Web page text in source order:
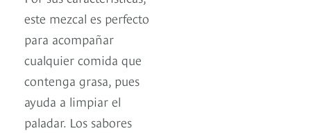
este mezcal es perfecto
para acompañar
cualquier comida que
contenga grasa, pues
ayuda a limpiar el
paladar. Los sabores